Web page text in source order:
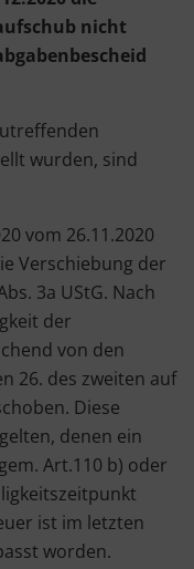
nicht
wurden, sind
vom 26.11.2020
Verschiebung der
3a UStG. Nach
der
von den
26. des zweiten auf
Diese
denen ein
Art.110 b) oder
ist im letzten
worden.